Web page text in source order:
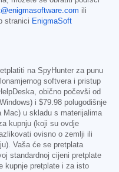
ili
stranici EnigmaSoft
na SpyHunter za punu
softvera i pristup
obično počevši od
i $79.98 polugodišnje
Mac) u skladu s materijalima
kupnju (koji su ovdje
ovisno o zemlji ili
Vaša će se pretplata
standardnoj cijeni pretplate
kupnje pretplate i za isto